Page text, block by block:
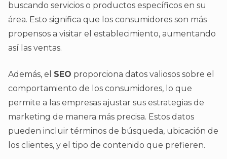
buscando servicios o productos específicos en su
área. Esto significa que los consumidores son más
propensos a visitar el establecimiento, aumentando
así las ventas.
Además, el SEO proporciona datos valiosos sobre el
comportamiento de los consumidores, lo que
permite a las empresas ajustar sus estrategias de
marketing de manera más precisa. Estos datos
pueden incluir términos de búsqueda, ubicación de
los clientes, y el tipo de contenido que prefieren.